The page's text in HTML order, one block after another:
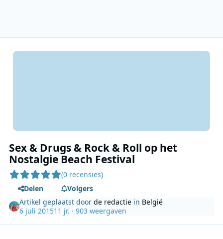
Sex & Drugs & Rock & Roll op het
Nostalgie Beach Festival
(0 recensies)
Delen
Volgers
Artikel geplaatst doorde redactie in België
6 juli 201511 jr. · 903 weergaven